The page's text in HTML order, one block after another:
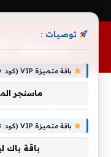
مجلة
توصيات :
باقة متميزة VIP (كود: AA26790):
ماسنجر
باقة متميزة VIP (كود: AA11138):
باقة باك